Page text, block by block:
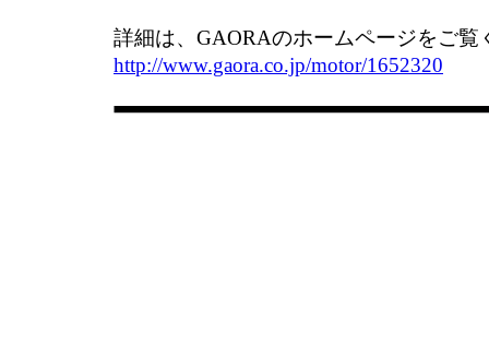
詳細は、GAORAのホームページをご覧
http://www.gaora.co.jp/motor/1652320